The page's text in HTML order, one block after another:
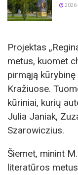
Projektas
metus, kuomet
pirmąją
Kražiuose.
kūriniai, kurių
Julia Janiak,
Szarowiczius.
Šiemet, minint
literatūros